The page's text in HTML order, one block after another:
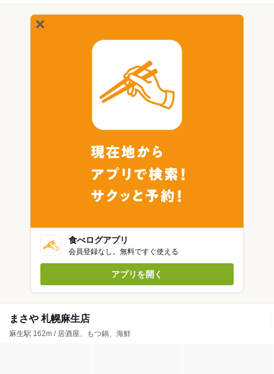
食べログアプリ
会員登録なし。無料ですぐ使える
アプリを開く
まさや 札幌麻生店
麻生駅 162m / 居酒屋、もつ鍋、海鮮